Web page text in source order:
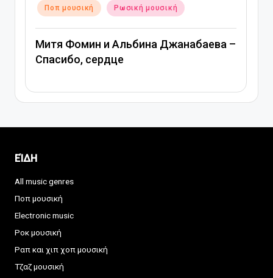
Αναρτήθηκε
σε
Ποπ μουσική Ρωσική μουσική
Митя Фомин и Альбина Джанабаева –
Спасибо, сердце
ΕΊΔΗ
All music genres
Ποπ μουσική
Electronic music
Ροκ μουσική
Ραπ και χιπ χοπ μουσική
Τζαζ μουσική